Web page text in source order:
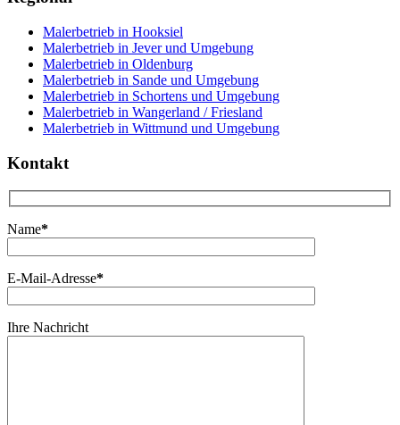
Malerbetrieb in Hooksiel
Malerbetrieb in Jever und Umgebung
Malerbetrieb in Oldenburg
Malerbetrieb in Sande und Umgebung
Malerbetrieb in Schortens und Umgebung
Malerbetrieb in Wangerland / Friesland
Malerbetrieb in Wittmund und Umgebung
Kontakt
Name*
E-Mail-Adresse*
Ihre Nachricht